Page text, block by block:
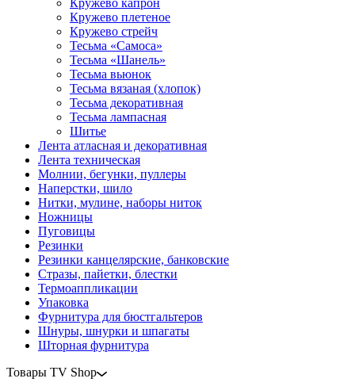
Кружево плетеное
Кружево стрейч
Тесьма «Самоса»
Тесьма «Шанель»
Тесьма вьюнок
Тесьма вязаная (хлопок)
Тесьма декоративная
Тесьма лампасная
Шитье
Лента атласная и декоративная
Лента техническая
Молнии, бегунки, пуллеры
Наперстки, шило
Нитки, мулине, наборы ниток
Ножницы
Пуговицы
Резинки
Резинки канцелярские, банковские
Стразы, пайетки, блестки
Термоаппликации
Упаковка
Фурнитура для бюстгальтеров
Шнуры, шнурки и шпагаты
Шторная фурнитура
Товары TV Shop